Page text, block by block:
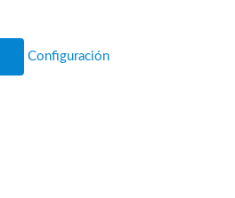
Configuración